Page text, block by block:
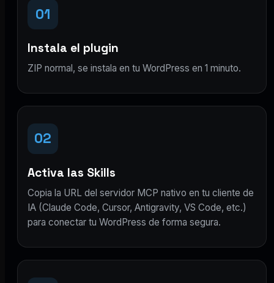
01
Instala el plugin
ZIP normal, se instala en tu WordPress en 1 minuto.
02
Activa las Skills
Copia la URL del servidor MCP nativo en tu cliente de
IA (Claude Code, Cursor, Antigravity, VS Code, etc.)
para conectar tu WordPress de forma segura.